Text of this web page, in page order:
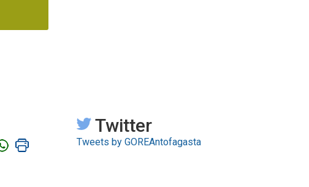
Twitter
Tweets by GOREAntofagasta